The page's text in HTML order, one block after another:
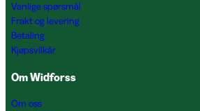
Vanlige spørsmål
Frakt og levering
Betaling
Kjøpsvilkår
Om Widforss
Om oss